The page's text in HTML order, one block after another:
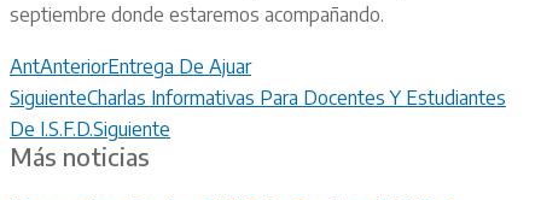
septiembre donde estaremos acompañando.
AntAnteriorEntrega De Ajuar
SiguienteCharlas Informativas Para Docentes Y Estudiantes
De I.S.F.D.Siguiente
Más noticias